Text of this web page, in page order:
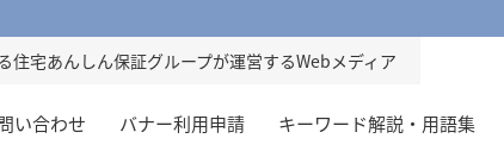
住宅あんしん保証グループが運営するWebメディア
い合わせ バナー利用申請 キーワード解説・用語集